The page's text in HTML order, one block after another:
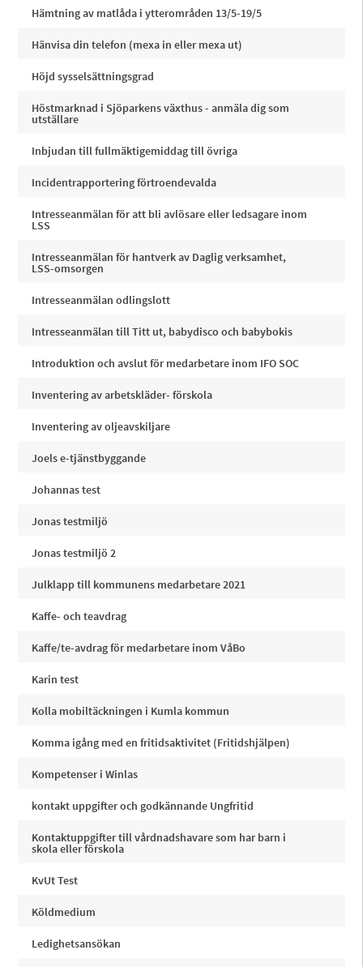
Hämtning av matlåda i ytterområden 13/5-19/5
Hänvisa din telefon (mexa in eller mexa ut)
Höjd sysselsättningsgrad
Höstmarknad i Sjöparkens växthus - anmäla dig som
utställare
Inbjudan till fullmäktigemiddag till övriga
Incidentrapportering förtroendevalda
Intresseanmälan för att bli avlösare eller ledsagare inom
LSS
Intresseanmälan för hantverk av Daglig verksamhet,
LSS-omsorgen
Intresseanmälan odlingslott
Intresseanmälan till Titt ut, babydisco och babybokis
Introduktion och avslut för medarbetare inom IFO SOC
Inventering av arbetskläder- förskola
Inventering av oljeavskiljare
Joels e-tjänstbyggande
Johannas test
Jonas testmiljö
Jonas testmiljö 2
Julklapp till kommunens medarbetare 2021
Kaffe- och teavdrag
Kaffe/te-avdrag för medarbetare inom VåBo
Karin test
Kolla mobiltäckningen i Kumla kommun
Komma igång med en fritidsaktivitet (Fritidshjälpen)
Kompetenser i Winlas
kontakt uppgifter och godkännande Ungfritid
Kontaktuppgifter till vårdnadshavare som har barn i
skola eller förskola
KvUt Test
Köldmedium
Ledighetsansökan